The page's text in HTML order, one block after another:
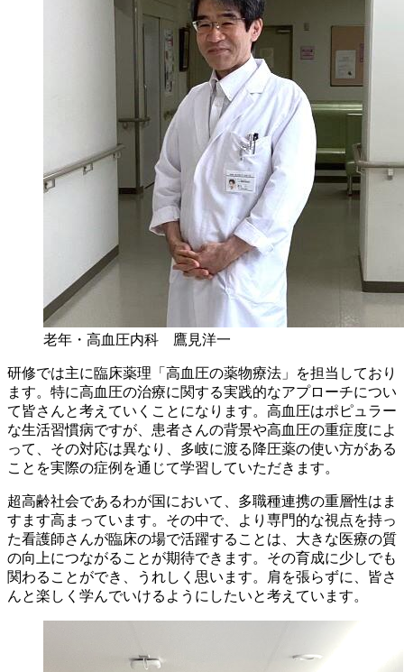
老年・高血圧内科 鷹見洋一
研修では主に臨床薬理「高血圧の薬物療法」を担当しており
ます。特に高血圧の治療に関する実践的なアプローチについ
て皆さんと考えていくことになります。高血圧はポピュラー
な生活習慣病ですが、患者さんの背景や高血圧の重症度によ
って、その対応は異なり、多岐に渡る降圧薬の使い方がある
ことを実際の症例を通じて学習していただきます。
超高齢社会であるわが国において、多職種連携の重層性はま
すます高まっています。その中で、より専門的な視点を持っ
た看護師さんが臨床の場で活躍することは、大きな医療の質
の向上につながることが期待できます。その育成に少しでも
関わることができ、うれしく思います。肩を張らずに、皆さ
んと楽しく学んでいけるようにしたいと考えています。